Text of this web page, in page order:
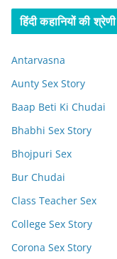
हिंदी कहानियों की श्रेणी
Antarvasna
Aunty Sex Story
Baap Beti Ki Chudai
Bhabhi Sex Story
Bhojpuri Sex
Bur Chudai
Class Teacher Sex
College Sex Story
Corona Sex Story